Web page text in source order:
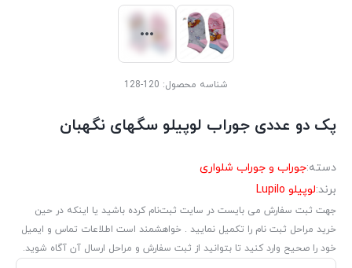
شناسه محصول: 120-128
پک دو عددی جوراب لوپیلو سگهای نگهبان
دسته:جوراب و جوراب شلواری
برند:لوپیلو Lupilo
جهت ثبت سفارش می بایست در سایت ثبت‌نام کرده باشید یا اینکه در حین
خرید مراحل ثبت نام را تکمیل نمایید . خواهشمند است اطلاعات تماس و ایمیل
خود را صحیح وارد کنید تا بتوانید از ثبت سفارش و مراحل ارسال آن آگاه شوید.